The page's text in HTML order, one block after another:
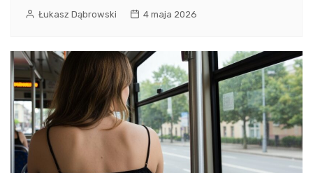
Łukasz Dąbrowski 4 maja 2026